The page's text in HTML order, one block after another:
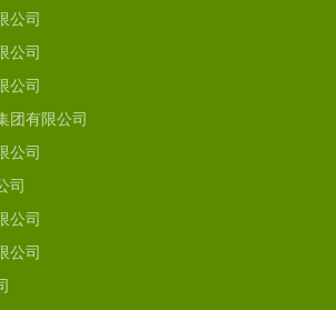
公司
公司
公司
团有限公司
公司
司
公司
公司